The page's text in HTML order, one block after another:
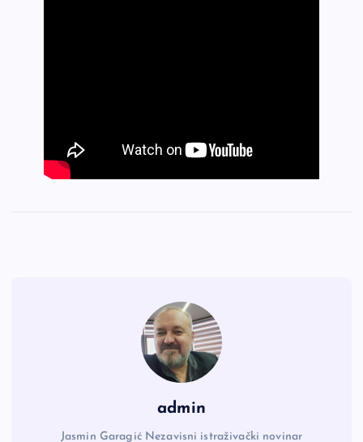
admin
Jasmin Garagić Nezavisni istraživački novinar